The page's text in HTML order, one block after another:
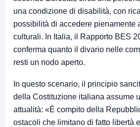
una condizione di disabilità, con
possibilità di accedere pienamente
culturali. In Italia, il Rapporto BES
conferma quanto il divario nelle
resti un nodo aperto.
In questo scenario, il principio
della Costituzione italiana assume
attualità: «È compito della
ostacoli che limitano di fatto libertà